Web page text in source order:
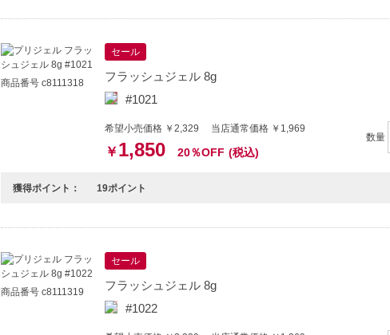
商品番号 c8111318
セール
フラッシュジェル 8g
#1021
希望小売価格 ￥2,329 当店通常価格 ￥1,969
￥ 1,850 20％OFF (税込)
数量
獲得ポイント： 19ポイント
商品番号 c8111319
セール
フラッシュジェル 8g
#1022